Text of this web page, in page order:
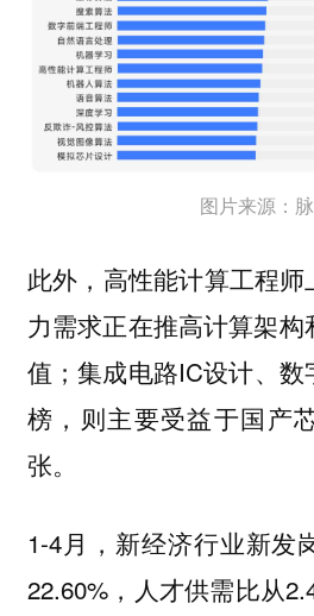
图片来源：
此外，⾼性能计算⼯程
⼒需求正在推⾼计算架
值；集成电路IC设计、数
榜，则主要受益于国产
张。
1-4⽉，新经济⾏业新发
22.60%，⼈才供需⽐从